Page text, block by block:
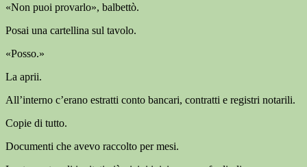
«Non puoi provarlo», balbettò.
Posai una cartellina sul tavolo.
«Posso.»
La aprii.
All’interno c’erano estratti conto bancari, contratti e registri notarili.
Copie di tutto.
Documenti che avevo raccolto per mesi.